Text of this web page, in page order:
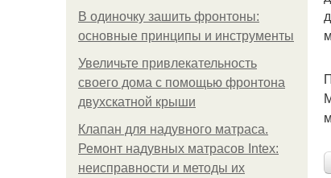
В одиночку зашить фронтоны:
основные принципы и инструменты
Увеличьте привлекательность
своего дома с помощью фронтона
двухскатной крыши
Клапан для надувного матраса.
Ремонт надувных матрасов Intex:
неисправности и методы их